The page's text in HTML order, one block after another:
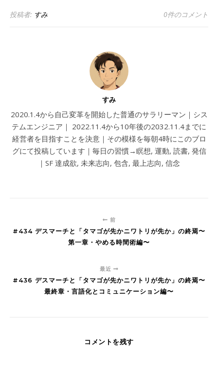
投稿者: すみ 0件のコメント
すみ
2020.1.4から自己変革を開始した普通のサラリーマン｜シス
テムエンジニア｜ 2022.11.4から10年後の2032.11.4までに
経営者を目指すことを決意｜その模様を毎朝4時にこのブロ
グにて投稿しています｜毎日の習慣→瞑想, 運動, 読書, 発信
｜SF 達成欲, 未来志向, 包含, 最上志向, 信念
前
#434 デスマーチと「タマゴが先かニワトリが先か」の終焉〜
第一章・やめる時間術編〜
最近
#436 デスマーチと「タマゴが先かニワトリが先か」の終焉〜
最終章・言語化とコミュニケーション編〜
コメントを残す